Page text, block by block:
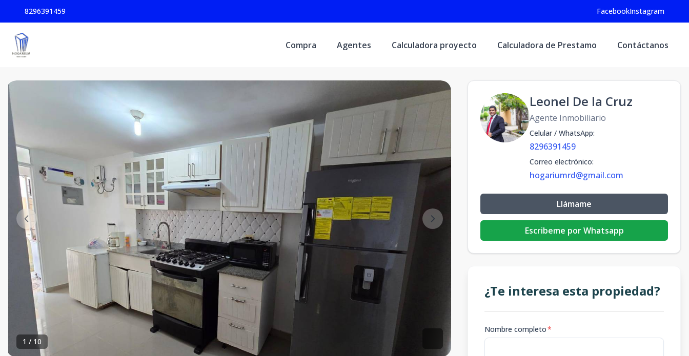
8296391459 FacebookInstagram
Compra Agentes Calculadora proyecto Calculadora de Prestamo Contáctanos
1 / 10
Leonel De la Cruz
Agente Inmobiliario
Celular / WhatsApp:
8296391459
Correo electrónico:
hogariumrd@gmail.com
Llámame
Escribeme por Whatsapp
¿Te interesa esta propiedad?
Nombre completo*